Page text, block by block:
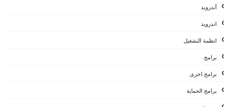
أندرويد
اندرويد
انظمة التشغيل
برامج
برامج اخرى
برامج الحماية